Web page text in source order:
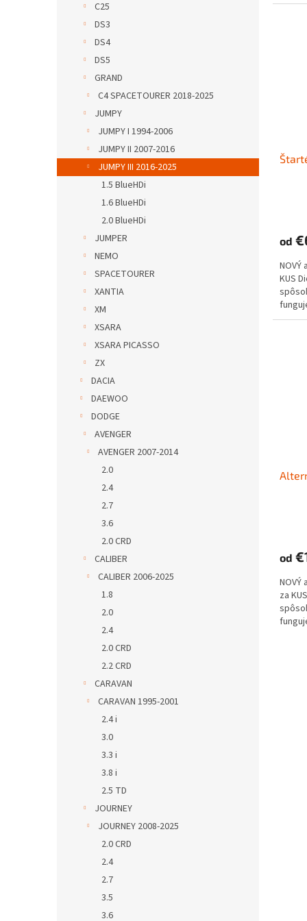
C25
DS3
DS4
DS5
GRAND
C4 SPACETOURER 2018-2025
JUMPY
JUMPY I 1994-2006
JUMPY II 2007-2016
JUMPY III 2016-2025
1.5 BlueHDi
1.6 BlueHDi
2.0 BlueHDi
JUMPER
NEMO
SPACETOURER
XANTIA
XM
XSARA
XSARA PICASSO
ZX
DACIA
DAEWOO
DODGE
AVENGER
AVENGER 2007-2014
2.0
2.4
2.7
3.6
2.0 CRD
CALIBER
CALIBER 2006-2025
1.8
2.0
2.4
2.0 CRD
2.2 CRD
CARAVAN
CARAVAN 1995-2001
2.4 i
3.0
3.3 i
3.8 i
2.5 TD
JOURNEY
JOURNEY 2008-2025
2.0 CRD
2.4
2.7
3.5
3.6
od
NOVÝ
KUS
od
NOVÝ
za